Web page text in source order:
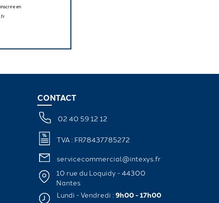
en
CONTACT
02 40 59 12 12
TVA : FR78437785272
servicecommercial@intexys.fr
10 rue du Loquidy - 44300
Nantes
Lundi - Vendredi : 9h00 - 17h00